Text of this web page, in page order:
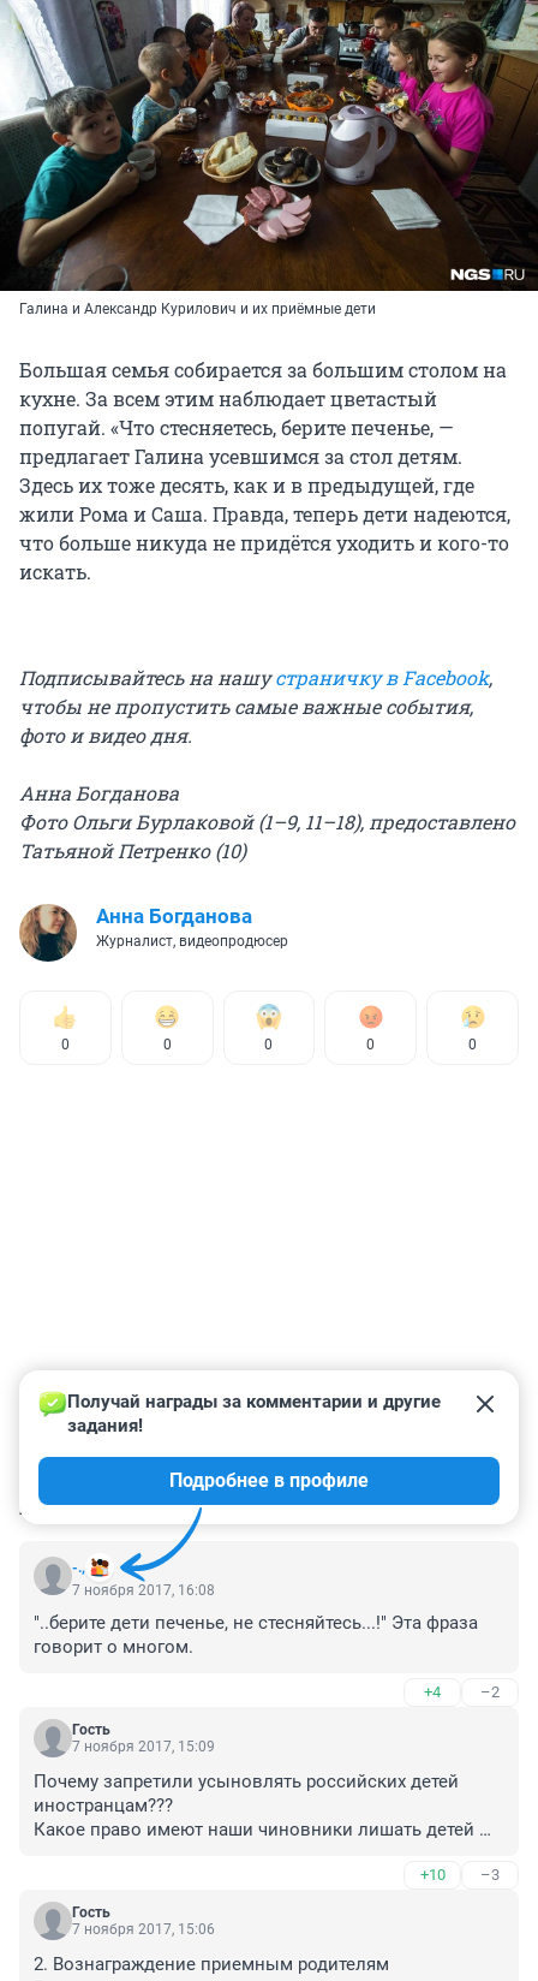
Галина и Александр Курилович и их приёмные дети
Большая семья собирается за большим столом на
кухне. За всем этим наблюдает цветастый
попугай. «Что стесняетесь, берите печенье, —
предлагает Галина усевшимся за стол детям.
Здесь их тоже десять, как и в предыдущей, где
жили Рома и Саша. Правда, теперь дети надеются,
что больше никуда не придётся уходить и кого-то
искать.
Подписывайтесь на нашустраничку в Facebook,
чтобы не пропустить самые важные события,
фото и видео дня.
Анна Богданова
Фото Ольги Бурлаковой (1–9, 11–18), предоставлено
Татьяной Петренко (10)
Анна Богданова
Журналист, видеопродюсер
0 0 0 0 0
КОММЕНТАРИИ 137
-.,
Получай награды за комментарии и другие
задания!
Подробнее в профиле
7 ноября 2017, 16:08
"..берите дети печенье, не стесняйтесь...!" Эта фраза
говорит о многом.
+4 –2
Гость
7 ноября 2017, 15:09
Почему запретили усыновлять российских детей
иностранцам???
Какое право имеют наши чиновники лишать детей
Не надо только рассказывать о том, как плохо
живется усыновленным "в загнивающей Европе и
Съездите один раз в детский дом или в т.н.
+10 –3
Гость
7 ноября 2017, 15:06
2. Вознаграждение приемным родителям